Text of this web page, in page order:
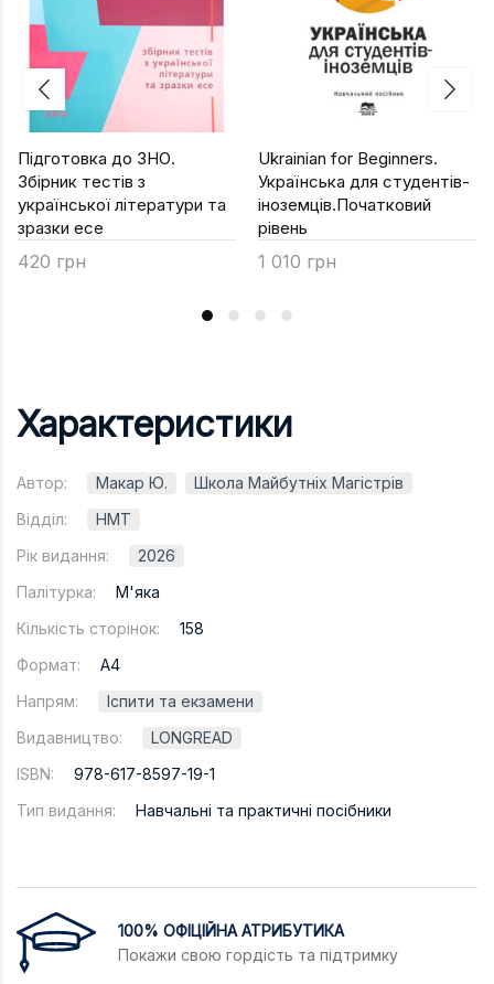
Підготовка до ЗНО.
Збірник тестів з
української літератури та
зразки есе
420 грн
Ukrainian for Beginners.
Українська для студентів-
іноземців.Початковий
рівень
1 010 грн
Характеристики
Автор: Макар Ю.
Школа Майбутніх Магістрів
Відділ:
НМТ
Рік видання:
2026
Палітурка:
М'яка
Кількість сторінок:
158
Формат:
А4
Напрям:
Іспити та екзамени
Видавництво:
LONGREAD
ISBN:
978-617-8597-19-1
Тип видання:
Навчальні та практичні посібники
100% ОФІЦІЙНА АТРИБУТИКА
Покажи свою гордість та підтримку